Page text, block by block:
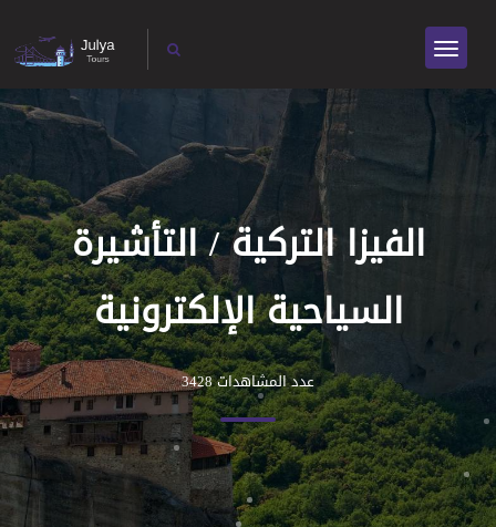
الفيزا التركية / التأشيرة
السياحية الإلكترونية
عدد المشاهدات 3428